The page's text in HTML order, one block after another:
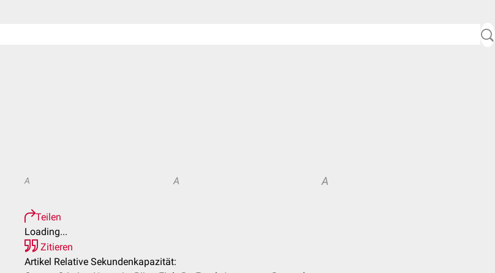
A A A
Teilen
Loading...
Zitieren
Artikel Relative Sekundenkapazität: